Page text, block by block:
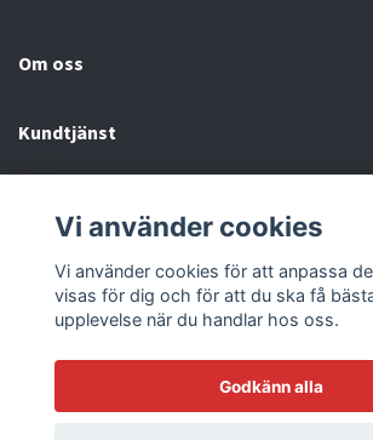
Om oss
Kundtjänst
Sociala medier
Vi använder cookies
Vi använder cookies för att anpassa
visas för dig och för att du ska få
upplevelse när du handlar hos oss.
Godkänn alla